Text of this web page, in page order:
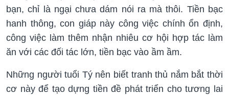
bạn, chỉ là ngại chưa dám nói ra mà thôi. Tiền bạc
hanh thông, con giáp này công việc chính ổn định,
công việc làm thêm nhận nhiêu cơ hội hợp tác làm
ăn với các đối tác lớn, tiền bạc vào ầm ầm.
Những người tuổi Tý nên biết tranh thủ nắm bắt thời
cơ này để tạo dựng tiền đề phát triển cho tương lai